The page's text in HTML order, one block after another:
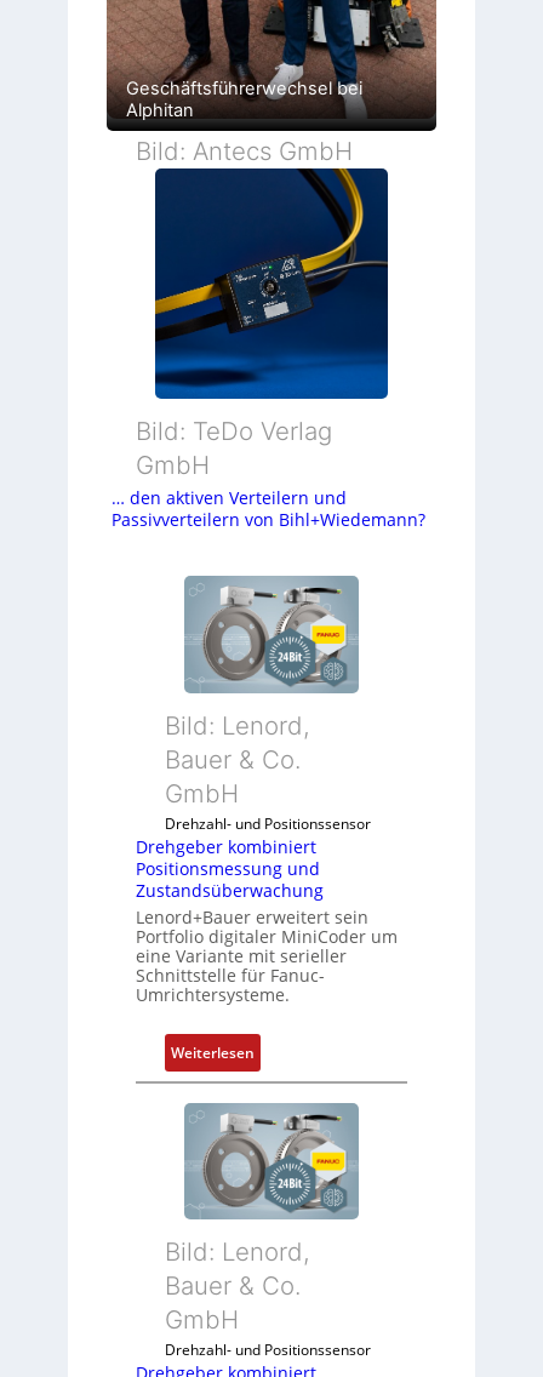
Geschäftsführerwechsel bei
Alphitan
Bild: Antecs GmbH
Bild: TeDo Verlag
GmbH
… den aktiven Verteilern und
Passivverteilern von Bihl+Wiedemann?
Bild: Lenord,
Bauer & Co.
GmbH
Drehzahl- und Positionssensor
Drehgeber kombiniert
Positionsmessung und
Zustandsüberwachung
Lenord+Bauer erweitert sein
Portfolio digitaler MiniCoder um
eine Variante mit serieller
Schnittstelle für Fanuc-
Umrichtersysteme.
Weiterlesen:
D
r
e
h
g
e
e
m
Bild: Lenord,
Bauer & Co.
GmbH
Drehzahl- und Positionssensor